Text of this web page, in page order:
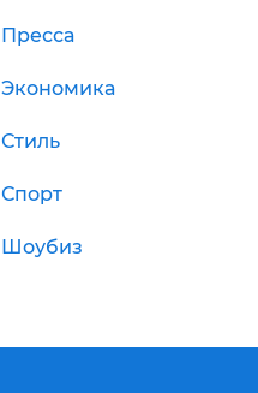
Пресса
Экономика
Стиль
Спорт
Шоубиз